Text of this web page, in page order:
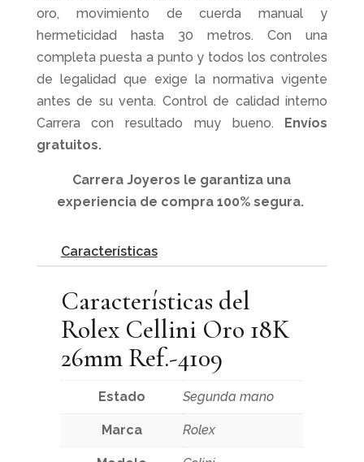
oro, movimiento de cuerda manual y
hermeticidad hasta 30 metros. Con una
completa puesta a punto y todos los controles
de legalidad que exige la normativa vigente
antes de su venta. Control de calidad interno
Carrera con resultado muy bueno. Envíos
gratuitos.
Carrera Joyeros le garantiza una
experiencia de compra 100% segura.
Características
Características del
Rolex Cellini Oro 18K
26mm Ref.-4109
Estado Segunda mano
Marca Rolex